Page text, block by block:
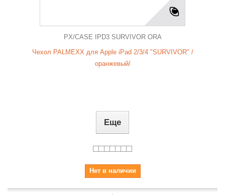
PX/CASE IPD3 SURVIVOR ORA
Чехол PALMEXX для Apple iPad 2/3/4 "SURVIVOR" /
оранжевый/
Еще
Нет в наличии